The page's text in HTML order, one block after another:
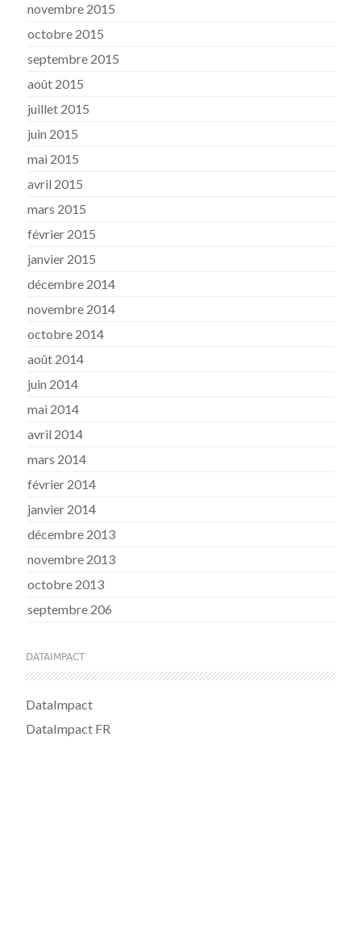
novembre 2015
octobre 2015
septembre 2015
août 2015
juillet 2015
juin 2015
mai 2015
avril 2015
mars 2015
février 2015
janvier 2015
décembre 2014
novembre 2014
octobre 2014
août 2014
juin 2014
mai 2014
avril 2014
mars 2014
février 2014
janvier 2014
décembre 2013
novembre 2013
octobre 2013
septembre 206
DATAIMPACT
DataImpact
DataImpact FR